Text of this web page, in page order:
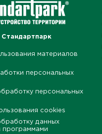
материалов
персональных
персональных
cookies
данных
программами